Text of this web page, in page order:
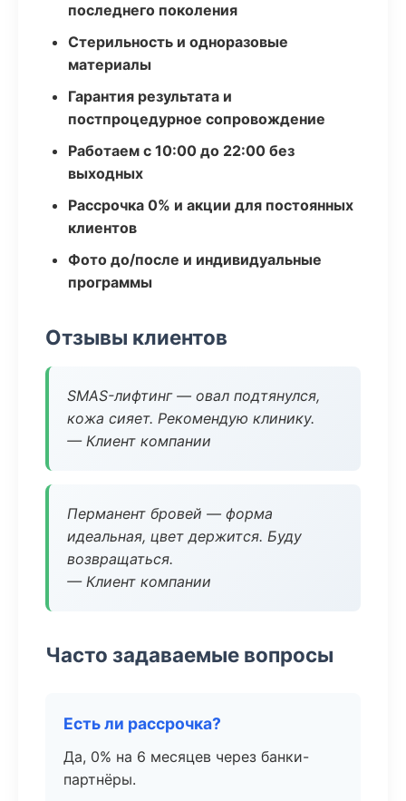
последнего поколения
Стерильность и одноразовые
материалы
Гарантия результата и
постпроцедурное сопровождение
Работаем с 10:00 до 22:00 без
выходных
Рассрочка 0% и акции для постоянных
клиентов
Фото до/после и индивидуальные
программы
Отзывы клиентов
SMAS-лифтинг — овал подтянулся,
кожа сияет. Рекомендую клинику.
— Клиент компании
Перманент бровей — форма
идеальная, цвет держится. Буду
возвращаться.
— Клиент компании
Часто задаваемые вопросы
Есть ли рассрочка?
Да, 0% на 6 месяцев через банки-
партнёры.